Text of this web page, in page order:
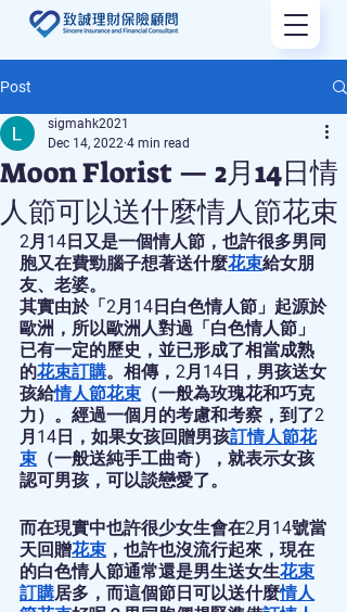
Post
Moon Florist — 2月14日情
人節可以送什麼情人節花束
sigmahk2021
Dec 14, 2022 4 min read
2月14日又是一個情人節，也許很多男同
胞又在費勁腦子想著送什麼花束給女朋
友、老婆。
其實由於「2月14日白色情人節」起源於
歐洲，所以歐洲人對過「白色情人節」
已有一定的歷史，並已形成了相當成熟
的花束訂購。相傳，2月14日，男孩送女
孩給情人節花束 （一般為玫瑰花和巧克
力）。經過一個月的考慮和考察，到了2
月14日，如果女孩回贈男孩訂情人節花
束 （一般送純手工曲奇），就表示女孩
認可男孩，可以談戀愛了。
而在現實中也許很少女生會在2月14號當
天回贈花束 ，也許也沒流行起來，現在
的白色情人節通常還是男生送女生花束
訂購居多，而這個節日可以送什麼情人